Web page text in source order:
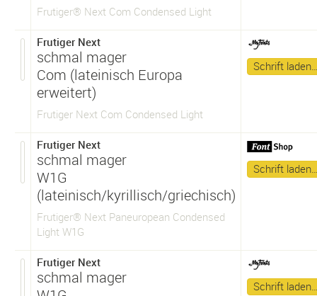
Frutiger® Next Com Condensed Light
Frutiger Next
schmal mager
Com (lateinisch Europa
erweitert)
Frutiger Next Com Condensed Light
Schrift
Frutiger Next
schmal mager
W1G
(lateinisch/kyrillisch/griechisch)
Frutiger® Next Paneuropean Condensed
Light W1G
Schrift
Frutiger Next
schmal mager
Schrift